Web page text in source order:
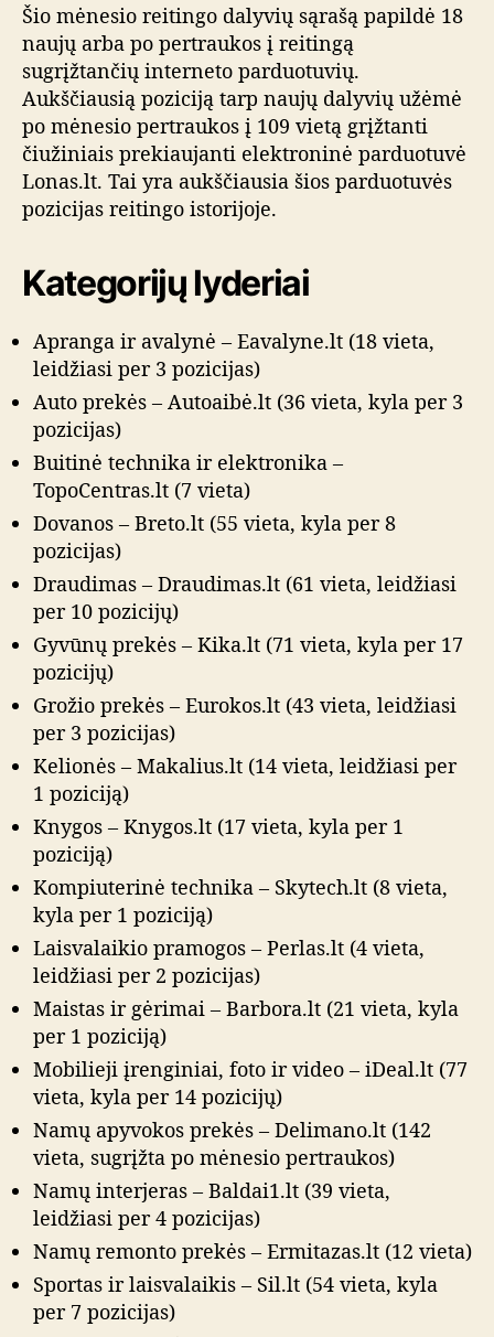
i
t
g
o
a
p
Šio mėnesio reitingo dalyvių sąrašą papildė 18
naujų arba po pertraukos į reitingą
sugrįžtančių interneto parduotuvių.
Aukščiausią poziciją tarp naujų dalyvių užėmė
po mėnesio pertraukos į 109 vietą grįžtanti
čiužiniais prekiaujanti elektroninė parduotuvė
Lonas.lt. Tai yra aukščiausia šios parduotuvės
pozicijas reitingo istorijoje.
Kategorijų lyderiai
Apranga ir avalynė – Eavalyne.lt (18 vieta,
leidžiasi per 3 pozicijas)
Auto prekės – Autoaibė.lt (36 vieta, kyla per 3
pozicijas)
Buitinė technika ir elektronika –
TopoCentras.lt (7 vieta)
Dovanos – Breto.lt (55 vieta, kyla per 8
pozicijas)
Draudimas – Draudimas.lt (61 vieta, leidžiasi
per 10 pozicijų)
Gyvūnų prekės – Kika.lt (71 vieta, kyla per 17
pozicijų)
Grožio prekės – Eurokos.lt (43 vieta, leidžiasi
per 3 pozicijas)
Kelionės – Makalius.lt (14 vieta, leidžiasi per
1 poziciją)
Knygos – Knygos.lt (17 vieta, kyla per 1
poziciją)
Kompiuterinė technika – Skytech.lt (8 vieta,
kyla per 1 poziciją)
Laisvalaikio pramogos – Perlas.lt (4 vieta,
leidžiasi per 2 pozicijas)
Maistas ir gėrimai – Barbora.lt (21 vieta, kyla
per 1 poziciją)
Mobilieji įrenginiai, foto ir video – iDeal.lt (77
vieta, kyla per 14 pozicijų)
Namų apyvokos prekės – Delimano.lt (142
vieta, sugrįžta po mėnesio pertraukos)
Namų interjeras – Baldai1.lt (39 vieta,
leidžiasi per 4 pozicijas)
Namų remonto prekės – Ermitazas.lt (12 vieta)
Sportas ir laisvalaikis – Sil.lt (54 vieta, kyla
per 7 pozicijas)